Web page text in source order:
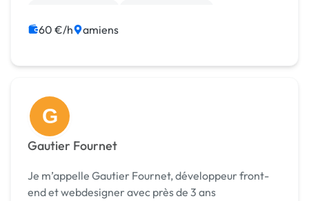
60 €/h amiens
G
Gautier Fournet
Je m’appelle Gautier Fournet, développeur front-
end et webdesigner avec près de 3 ans